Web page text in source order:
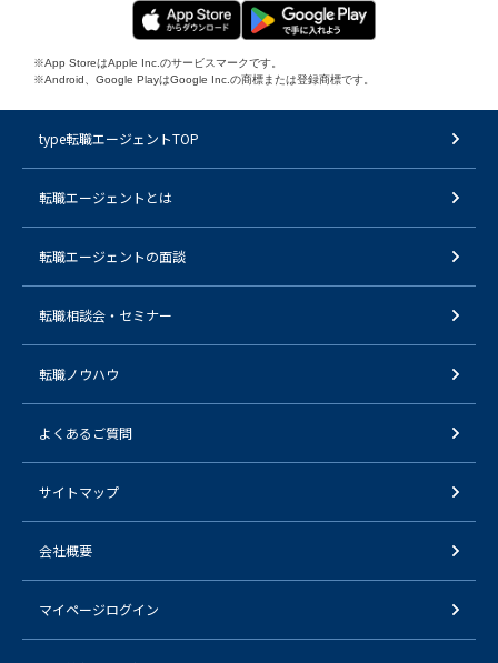
※App StoreはApple Inc.のサービスマークです。
※Android、Google PlayはGoogle Inc.の商標または登録商標です。
type転職エージェントTOP
転職エージェントとは
転職エージェントの面談
転職相談会・セミナー
転職ノウハウ
よくあるご質問
サイトマップ
会社概要
マイページログイン